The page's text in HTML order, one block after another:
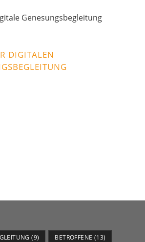
DIGITALEN
(9) BETROFFENE (13)